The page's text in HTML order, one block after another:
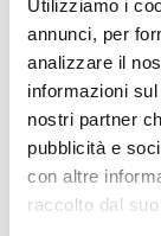
Utilizziamo i
annunci, per
analizzare il
informazioni
nostri partner
pubblicità e
con altre
raccolto dal
necessarie per
nell’utilizzo